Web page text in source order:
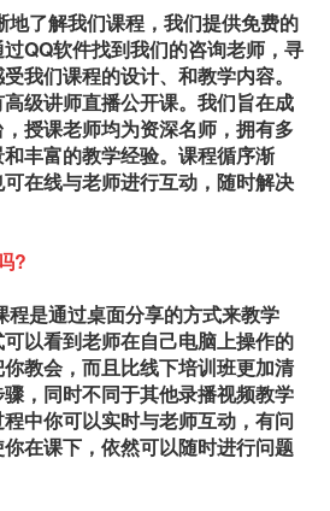
地了解我们课程，我们提供免费的
QQ软件找到我们的咨询老师，寻
我们课程的设计、和教学内容。
级讲师直播公开课。我们旨在成
授课老师均为资深名师，拥有多
丰富的教学经验。课程循序渐
在线与老师进行互动，随时解决
?
程是通过桌面分享的方式来教学
以看到老师在自己电脑上操作的
教会，而且比线下培训班更加清
，同时不同于其他录播视频教学
中你可以实时与老师互动，有问
在课下，依然可以随时进行问题